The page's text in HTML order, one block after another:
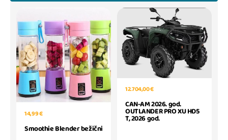
14,99 €
Smoothie Blender bežični
12.704,00 €
CAN-AM 2026. god.
OUTLANDER PRO XU HD5
T, 2026 god.